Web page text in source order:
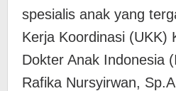
spesialis anak yang
Kerja Koordinasi (UKK)
Dokter Anak Indonesia
Rafika Nursyirwan,